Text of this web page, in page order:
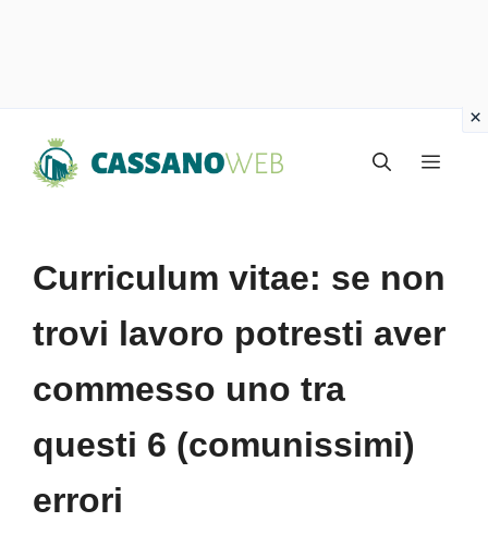
Menu
Curriculum vitae: se non
trovi lavoro potresti aver
commesso uno tra
questi 6 (comunissimi)
errori